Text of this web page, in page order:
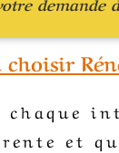
chaque
et